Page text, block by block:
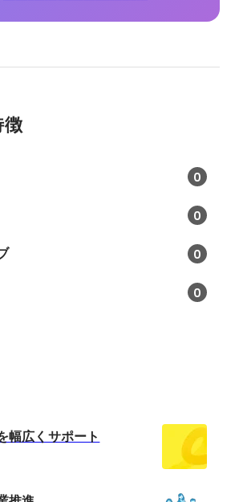
0
0
0
0
幅広くサポート